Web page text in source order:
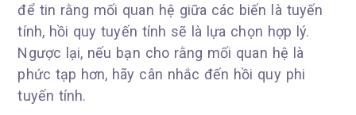
để tin rằng mối quan hệ giữa các biến là tuyến
tính, hồi quy tuyến tính sẽ là lựa chọn hợp lý.
Ngược lại, nếu bạn cho rằng mối quan hệ là
phức tạp hơn, hãy cân nhắc đến hồi quy phi
tuyến tính.